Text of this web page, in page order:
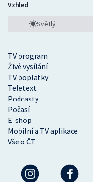
TV program
Živé vysílání
TV poplatky
Teletext
Podcasty
Počasí
E-shop
Mobilní a TV aplikace
Vše o ČT
Vzhled
Světlý